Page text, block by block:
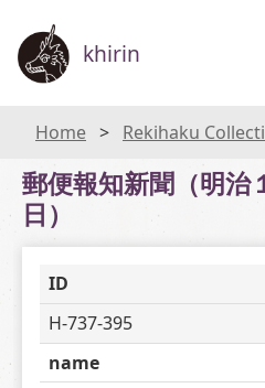
khirin
Home Rekihaku Collection Database
郵便報知新聞（明治
日）
ID
H-737-395
name